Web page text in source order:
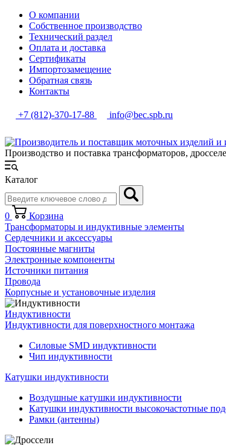
О компании
Собственное производство
Технический раздел
Оплата и доставка
Сертификаты
Импортозамещение
Обратная связь
Контакты
+7 (812)-370-17-88 info@bec.spb.ru
Производство и поставка трансформаторов,
Каталог
0
Корзина
Трансформаторы и индуктивные элементы
Сердечники и аксессуары
Постоянные магниты
Электронные компоненты
Источники питания
Провода
Корпусные и установочные изделия
Индуктивности
Индуктивности для поверхностного монтажа
Силовые SMD индуктивности
Чип индуктивности
Катушки индуктивности
Воздушные катушки индуктивности
Катушки индуктивности высокочастотные
Рамки (антенны)